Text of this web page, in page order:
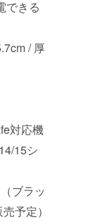
できる
/ 厚
対応機
15シ
ブラッ
予定）